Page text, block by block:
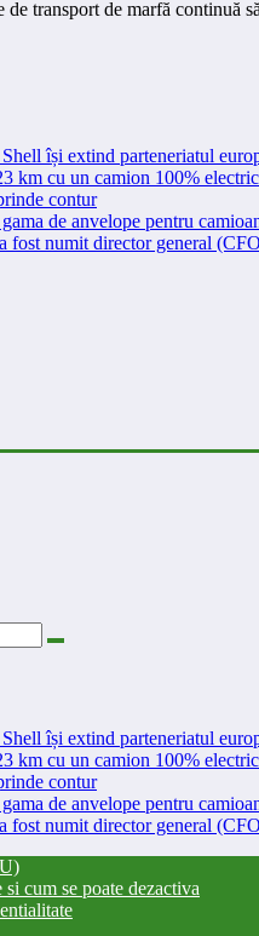
de transport de marfă continuă
își extind parteneriatul
km cu un camion 100%
contur
de anvelope pentru
fost numit director general
își extind parteneriatul
km cu un camion 100%
contur
de anvelope pentru
fost numit director general
cum se poate dezactiva